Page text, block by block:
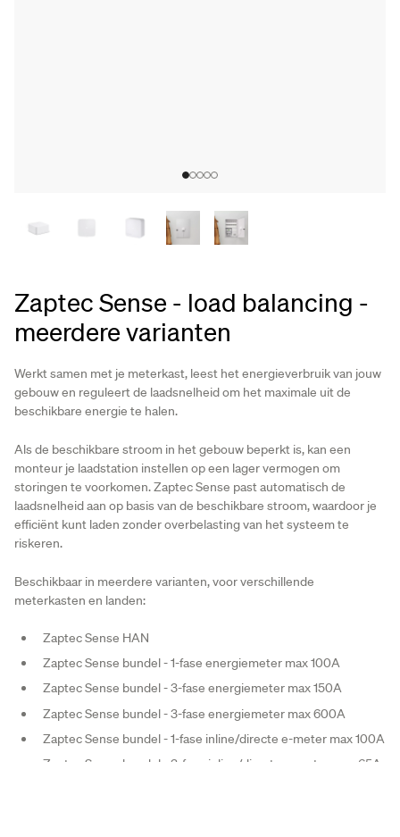
Zaptec Sense - load balancing -
meerdere varianten
Werkt samen met je meterkast, leest het energieverbruik van jouw
gebouw en reguleert de laadsnelheid om het maximale uit de
beschikbare energie te halen.
Als de beschikbare stroom in het gebouw beperkt is, kan een
monteur je laadstation instellen op een lager vermogen om
storingen te voorkomen. Zaptec Sense past automatisch de
laadsnelheid aan op basis van de beschikbare stroom, waardoor je
efficiënt kunt laden zonder overbelasting van het systeem te
riskeren.
Beschikbaar in meerdere varianten, voor verschillende
meterkasten en landen:
Zaptec Sense HAN
Zaptec Sense bundel - 1-fase energiemeter max 100A
Zaptec Sense bundel - 3-fase energiemeter max 150A
Zaptec Sense bundel - 3-fase energiemeter max 600A
Zaptec Sense bundel - 1-fase inline/directe e-meter max 100A
Zaptec Sense bundel - 3-fase inline/directe e-meter max 65A